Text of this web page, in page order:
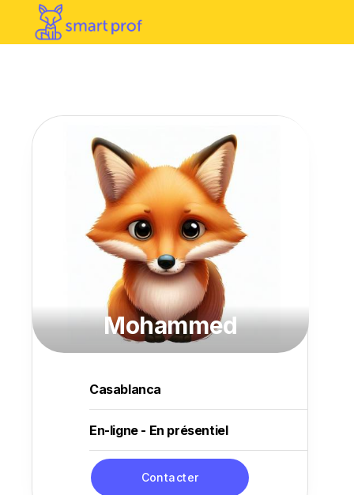
Mohammed
Casablanca
En-ligne - En présentiel
Contacter